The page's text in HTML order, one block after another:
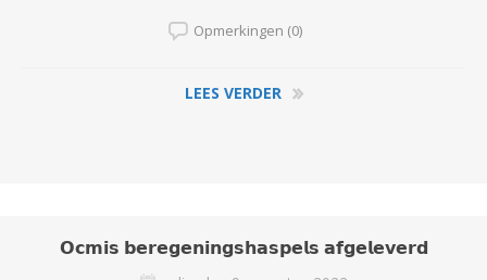
Opmerkingen (0)
LEES VERDER
𝗢𝗰𝗺𝗶𝘀 𝗯𝗲𝗿𝗲𝗴𝗲𝗻𝗶𝗻𝗴𝘀𝗵𝗮𝘀𝗽𝗲𝗹𝘀 𝗮𝗳𝗴𝗲𝗹𝗲𝘃𝗲𝗿𝗱